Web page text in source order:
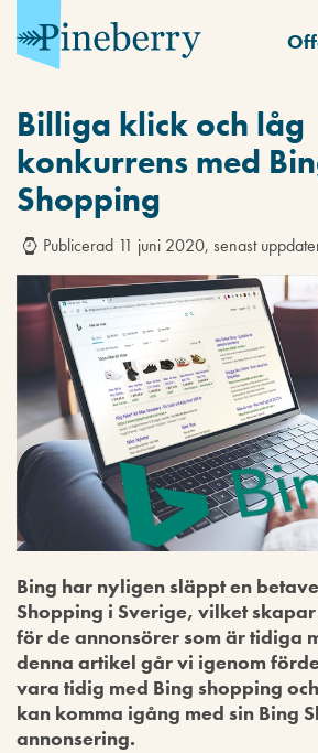
Billiga klick och låg
konkurrens med
Shopping
Publicerad 11 juni 2020, senast
Bing har nyligen släppt en
Shopping i Sverige, vilket
för de annonsörer som är tidiga
denna artikel går vi igenom
vara tidig med Bing shopping
kan komma igång med sin Bing
annonsering.